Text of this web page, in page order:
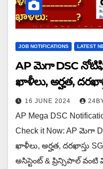
JOB NOTIFICATIONS LATEST
AP మెగా DSC
ఖాళీలు, అర్హత,
16 JUNE 2024
AP Mega DSC
Check it Now: AP మెగా
ఖాళీలు, అర్హత, దరఖాస్తు
అసిస్టెంట్ & ప్రిన్సిపాల్ వంటి